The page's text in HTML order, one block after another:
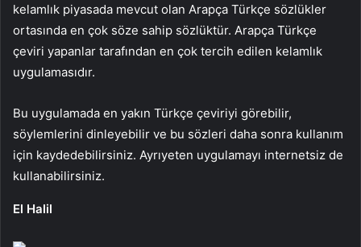
kelamlık piyasada mevcut olan Arapça Türkçe sözlükler
ortasında en çok söze sahip sözlüktür. Arapça Türkçe
çeviri yapanlar tarafından en çok tercih edilen kelamlık
uygulamasıdır.
Bu uygulamada en yakın Türkçe çeviriyi görebilir,
söylemlerini dinleyebilir ve bu sözleri daha sonra kullanım
için kaydedebilirsiniz. Ayrıyeten uygulamayı internetsiz de
kullanabilirsiniz.
El Halil